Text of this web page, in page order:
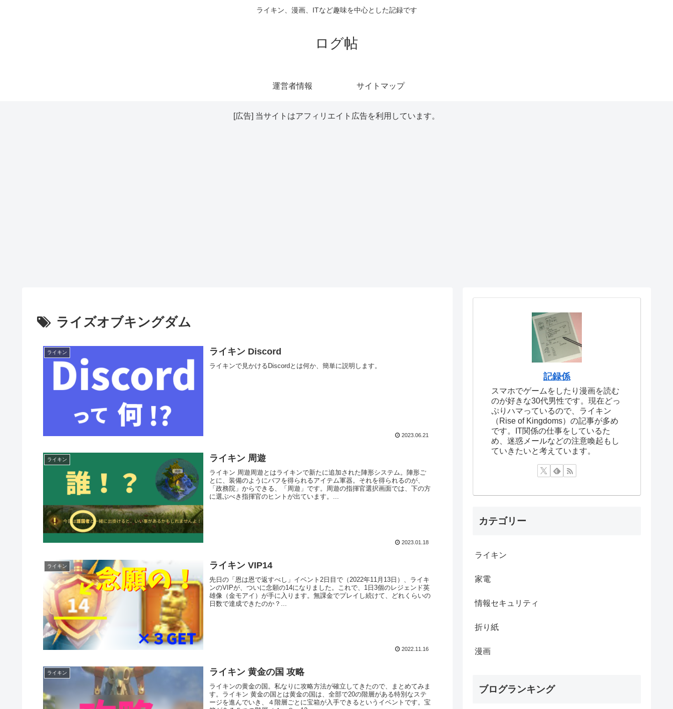
ライキン、漫画、ITなど趣味を中心とした記録です
ログ帖
運営者情報 サイトマップ
[広告] 当サイトはアフィリエイト広告を利用しています。
ライズオブキングダム
ライキン ライキン Discord
ライキンで見かけるDiscordとは何か、簡単に説明します。
2023.06.21
ライキン ライキン 周遊
ライキン 周遊周遊とはライキンで新たに追加された陣形システム。陣形ご
とに、装備のようにバフを得られるアイテム軍器。それを得られるのが、
「政務院」からできる、「周遊」です。周遊の指揮官選択画面では、下の方
に選ぶべき指揮官のヒントが出ています。...
2023.01.18
ライキン ライキン VIP14
先日の「恩は恩で返すべし」イベント2日目で（2022年11月13日）、ライキ
ンのVIPが、ついに念願の14になりました。これで、1日3個のレジェンド英
雄像（金モアイ）が手に入ります。無課金でプレイし続けて、どれくらいの
日数で達成できたのか？...
2022.11.16
ライキン ライキン 黄金の国 攻略
ライキンの黄金の国。私なりに攻略方法が確立してきたので、まとめてみま
す。ライキン 黄金の国とは黄金の国は、全部で20の階層がある特別なステ
ージを進んでいき、４階層ごとに宝箱が入手できるというイベントです。宝
記録係
スマホでゲームをしたり漫画を読む
のが好きな30代男性です。現在どっ
ぷりハマっているので、ライキン
（Rise of Kingdoms）の記事が多め
です。IT関係の仕事をしているた
め、迷惑メールなどの注意喚起もし
ていきたいと考えています。
カテゴリー
ライキン
家電
情報セキュリティ
折り紙
漫画
ブログランキング